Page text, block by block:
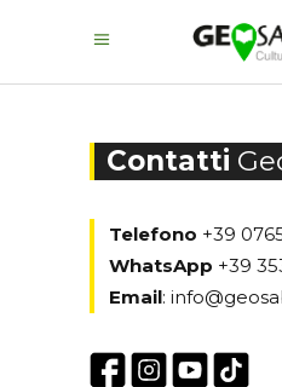
Contatti
Telefono +39
WhatsApp +39
Email: